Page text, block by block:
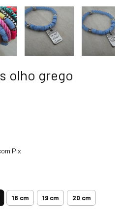
olho grego
Pix
18 cm 19 cm 20 cm